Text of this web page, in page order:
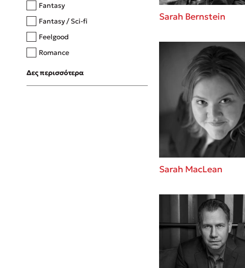
Fantasy
Fantasy / Sci-fi
Feelgood
Romance
Upmarket
Young Adult
Δες περισσότερα
Sarah Bernstein
Sarah MacLean